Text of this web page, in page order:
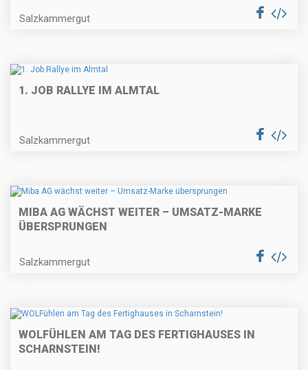
Salzkammergut
1. JOB RALLYE IM ALMTAL
Salzkammergut
MIBA AG WÄCHST WEITER – UMSATZ-MARKE
ÜBERSPRUNGEN
Salzkammergut
WOLFÜHLEN AM TAG DES FERTIGHAUSES IN
SCHARNSTEIN!